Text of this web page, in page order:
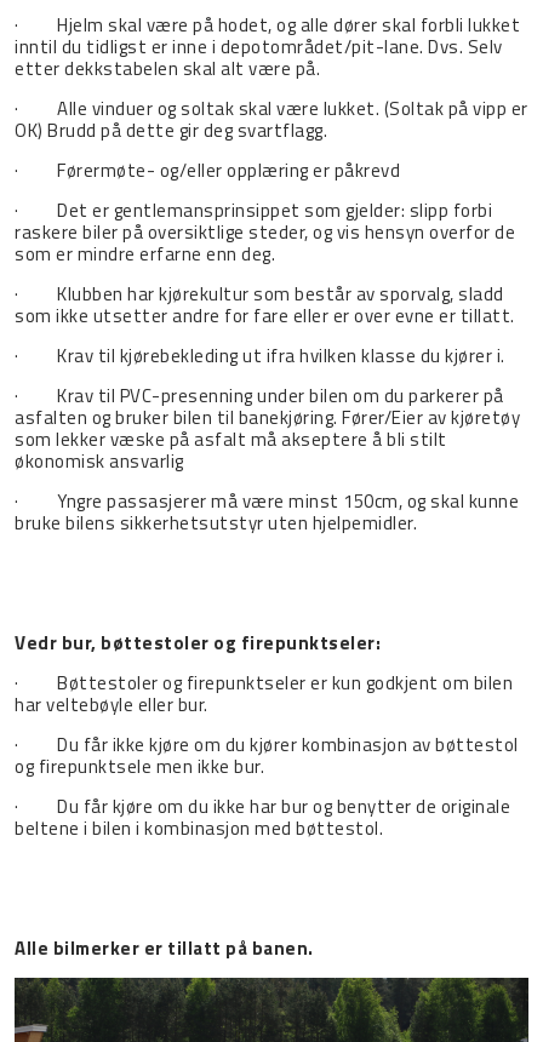
· Hjelm skal være på hodet, og alle dører skal forbli lukket
inntil du tidligst er inne i depotområdet/pit-lane. Dvs. Selv
etter dekkstabelen skal alt være på.
· Alle vinduer og soltak skal være lukket. (Soltak på vipp er
OK) Brudd på dette gir deg svartflagg.
· Førermøte- og/eller opplæring er påkrevd
· Det er gentlemansprinsippet som gjelder: slipp forbi
raskere biler på oversiktlige steder, og vis hensyn overfor de
som er mindre erfarne enn deg.
· Klubben har kjørekultur som består av sporvalg, sladd
som ikke utsetter andre for fare eller er over evne er tillatt.
· Krav til kjørebekleding ut ifra hvilken klasse du kjører i.
· Krav til PVC-presenning under bilen om du parkerer på
asfalten og bruker bilen til banekjøring. Fører/Eier av kjøretøy
som lekker væske på asfalt må akseptere å bli stilt
økonomisk ansvarlig
· Yngre passasjerer må være minst 150cm, og skal kunne
bruke bilens sikkerhetsutstyr uten hjelpemidler.
Vedr bur, bøttestoler og firepunktseler:
· Bøttestoler og firepunktseler er kun godkjent om bilen
har veltebøyle eller bur.
· Du får ikke kjøre om du kjører kombinasjon av bøttestol
og firepunktsele men ikke bur.
· Du får kjøre om du ikke har bur og benytter de originale
beltene i bilen i kombinasjon med bøttestol.
Alle bilmerker er tillatt på banen.